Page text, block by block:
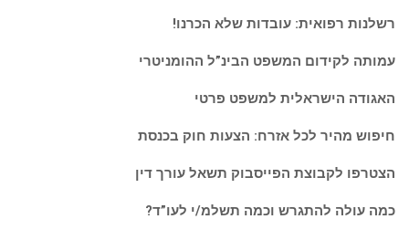
רשלנות רפואית: עובדות שלא הכרנו!
עמותה לקידום המשפט הבינ”ל ההומניטרי
האגודה הישראלית למשפט פרטי
חיפוש מהיר לכל אזרח: הצעות חוק בכנסת
הצטרפו לקבוצת הפייסבוק תשאל עורך דין
כמה עולה להתגרש וכמה תשלמ/י לעו”ד?